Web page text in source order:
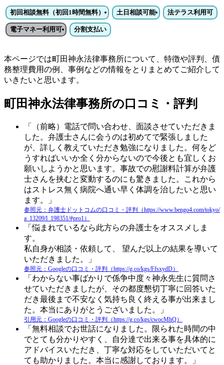
初回相談無料（初回1時間無料） 土日相談可能 法テラス利用可
電子マネー利用可 分割支払い
本ページでは町田神永法律事務所について、特徴や評判、債
務整理費用の例、事例などの情報をとりまとめてご紹介して
いきたいと思います。
町田神永法律事務所の口コミ・評判
「（前略）電話で問い合わせ、面談させていただきま
した。弁護士さんに会うのは初めてで緊張しました
が、詳しく教えていただき勉強になりました。何をど
うすればいいか全く分からないので今後とも宜しくお
願いしようかと思います。事故での慰謝料計算が弁護
士さんを挟むと変動するのにも驚きました。これから
はストレス無く病院へ通い早く体調を治したいと思い
ます。」
参照元：弁護士ドットコムの口コミ・評判（https://www.bengo4.com/tokyo/
a_13209/l_198351/#pro1）
「悩まれているなら此方らの弁護士をオススメしま
す。
私自身が相談・依頼して、 望んだ以上の結果を導いて
いただきました。」
参照元：Googleの口コミ・評判（https://g.co/kgs/FfsxydD）
「わからない事ばかりで係争中度々神永先生に質問さ
せていただきましたが、その都度懇切丁寧に回答いた
だき最後まで不安なく気持ち良く終える事が出来まし
た。本当にありがとうございました。」
引用元：Googleの口コミ・評判（https://g.co/kgs/cwocMhQ）
「無料相談でお世話になりました。限られた時間の中
でとても分かりやすく、自分達で出来る事を具体的に
アドバイスいただき、丁寧な対応をしていただいてと
ても助かりました。本当に感謝しております。」